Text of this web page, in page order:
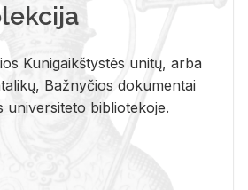
Kunigaikštystės unitų, arba
Bažnyčios dokumentai
universiteto bibliotekoje.